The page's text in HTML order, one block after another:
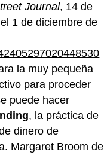
Journal, 14 de
1 de diciembre de
la muy pequeña
para proceder
puede hacer
, la práctica de
dinero de
Margaret Broom de